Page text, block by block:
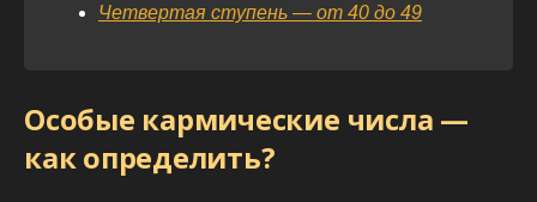
Четвертая ступень — от 40 до 49
Особые кармические числа —
как определить?